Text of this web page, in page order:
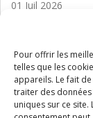
Pour offrir les
telles que les
appareils. Le fait
traiter des
uniques sur ce
01 Juil 2026
d’offre de
Wallonie ?